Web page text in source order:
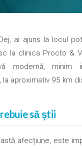
ai ajuns la locul
la clinica Procto &
modernă, minim
aproximativ 95 km
să știi
afecțiune, este